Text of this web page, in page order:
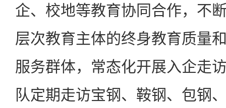
企、校地等教育协同合作，不
层次教育主体的终身教育质量
服务群体，常态化开展入企走
队定期走访宝钢、鞍钢、包钢